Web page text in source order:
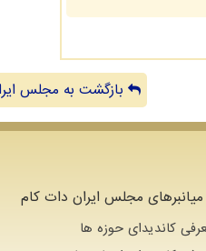
بازگشت به مجلس
میانبرهای مجلس ایران دات کام
کاندیدای حوزه ها